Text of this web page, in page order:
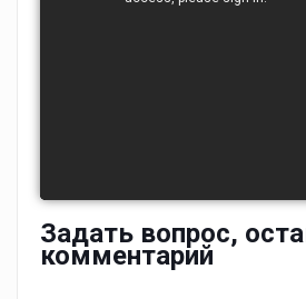
Задать вопрос,
комментарий